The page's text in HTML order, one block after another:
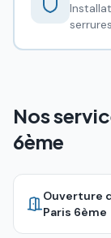
Nos
6ème
Ouverture
Paris 6ème